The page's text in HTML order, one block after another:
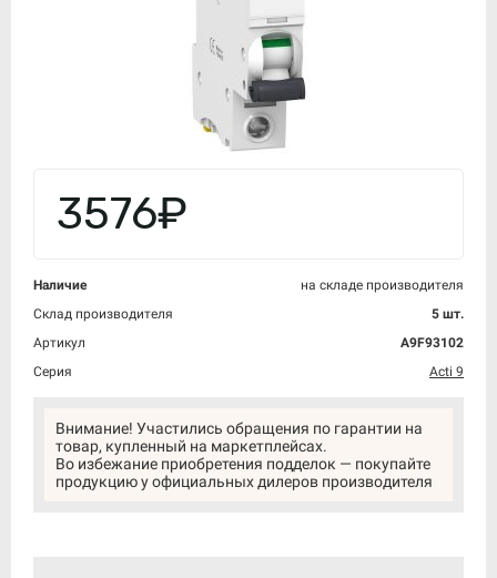
3576₽
Наличие
на складе производителя
Склад производителя
5 шт.
Артикул
A9F93102
Серия
Acti 9
Внимание! Участились обращения по гарантии на
товар, купленный на маркетплейсах.
Во избежание приобретения подделок — покупайте
продукцию у официальных дилеров производителя